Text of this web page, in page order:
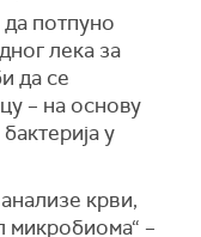
потпуно
лека за
да се
– на основу
у
крви,
микробиома“ –